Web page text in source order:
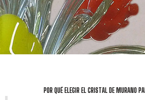
POR QUÉ ELEGIR EL CRISTAL DE MURANO